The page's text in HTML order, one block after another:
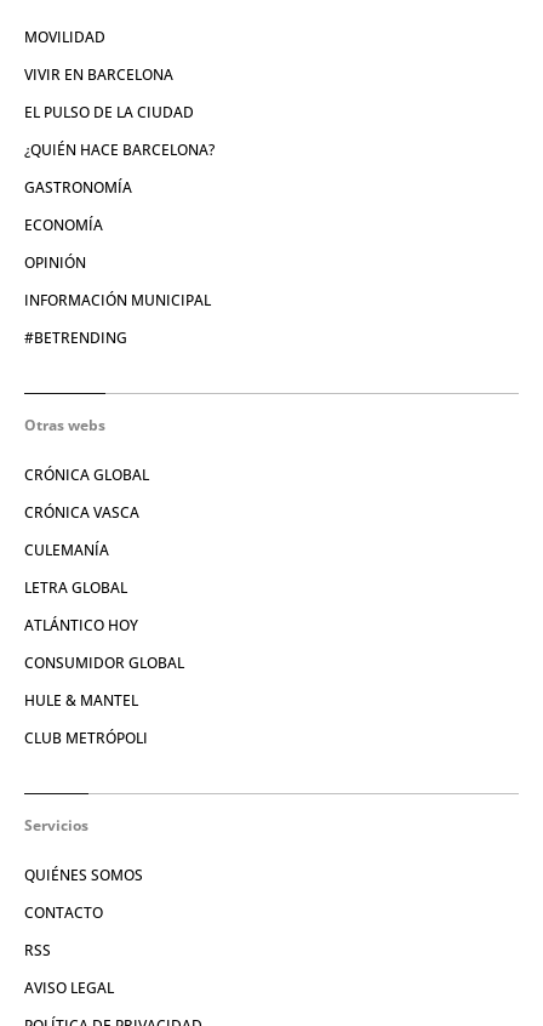
MOVILIDAD
VIVIR EN BARCELONA
EL PULSO DE LA CIUDAD
¿QUIÉN HACE BARCELONA?
GASTRONOMÍA
ECONOMÍA
OPINIÓN
INFORMACIÓN MUNICIPAL
#BETRENDING
Otras webs
CRÓNICA GLOBAL
CRÓNICA VASCA
CULEMANÍA
LETRA GLOBAL
ATLÁNTICO HOY
CONSUMIDOR GLOBAL
HULE & MANTEL
CLUB METRÓPOLI
Servicios
QUIÉNES SOMOS
CONTACTO
RSS
AVISO LEGAL